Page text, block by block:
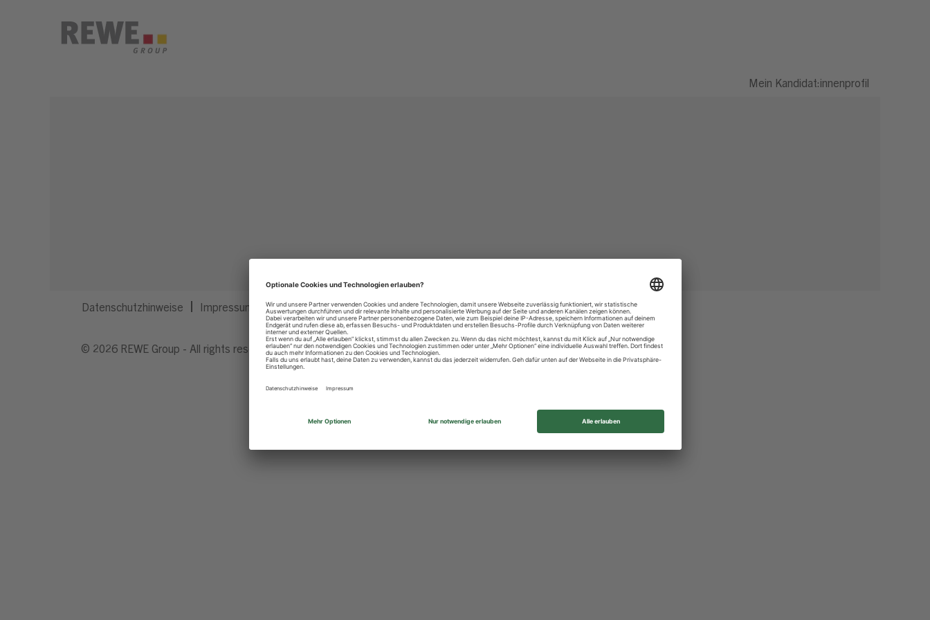
Mein Kandidat:innenprofil
Datenschutzhinweise Impressum Privatsphäre-Einstellungen
© 2026 REWE Group - All rights reserved